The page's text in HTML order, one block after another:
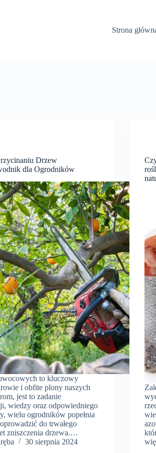
Strona
Drzew
dla Ogrodników
to kluczowy
i obfite plony naszych
jest to zadanie
wiedzy oraz odpowiedniego
wielu ogrodników popełnia
do trwałego
zniszczenia drzewa.…
30 sierpnia 2024